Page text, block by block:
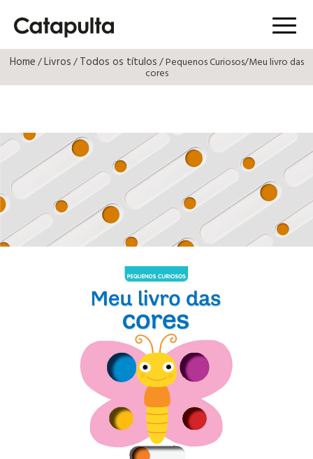
Menú
Home/Livros/Todos os títulos/ Pequenos Curiosos/Meu livro das
cores